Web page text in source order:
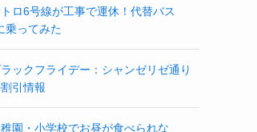
ロ6号線が工事で運休！代替バス
乗ってみた
ックフライデー：シャンゼリゼ通り
引情報
園・小学校でお昼が食べられな